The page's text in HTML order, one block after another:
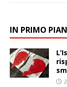
IN PRIMO